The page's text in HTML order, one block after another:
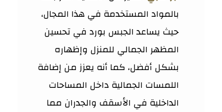
بالمواد المستخدمة في هذا المجال،
حيث يساعد الجبس بورد في تحسين
المظهر الجمالي للمنزل وإظهاره
بشكل أفضل، كما أنه يعزز من إضافة
اللمسات الجمالية داخل المساحات
الداخلية في الأسقف والجدران مما